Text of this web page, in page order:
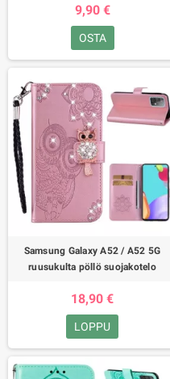
9,90 €
OSTA
Samsung Galaxy A52 / A52 5G
ruusukulta pöllö suojakotelo
18,90 €
LOPPU